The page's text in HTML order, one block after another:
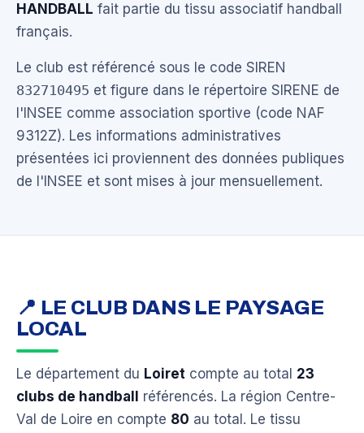
HANDBALL fait partie du tissu associatif handball
français.
Le club est référencé sous le code SIREN
832710495 et figure dans le répertoire SIRENE de
l'INSEE comme association sportive (code NAF
9312Z). Les informations administratives
présentées ici proviennent des données publiques
de l'INSEE et sont mises à jour mensuellement.
📍 LE CLUB DANS LE PAYSAGE
LOCAL
Le département du Loiret compte au total 23
clubs de handball
référencés. La région Centre-
Val de Loire en compte 80 au total. Le tissu